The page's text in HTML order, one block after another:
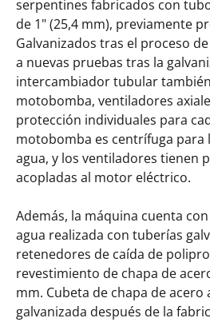
serpentines fabricados con
de 1" (25,4 mm), previamente
Galvanizados tras el proceso
a nuevas pruebas tras la
intercambiador tubular
motobomba, ventiladores
protección individuales para
motobomba es centrífuga para
agua, y los ventiladores tienen
acopladas al motor eléctrico.
Además, la máquina cuenta
agua realizada con tuberías
retenedores de caída de
revestimiento de chapa de
mm. Cubeta de chapa de acero
galvanizada después de la